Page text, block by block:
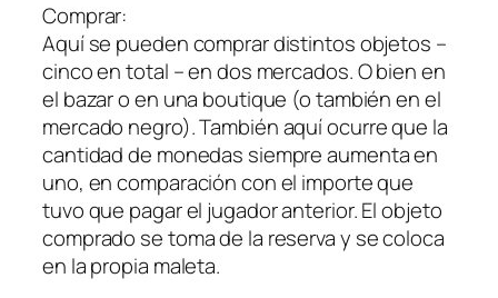
Comprar:
Aquí se pueden comprar distintos objetos –
cinco en total – en dos mercados. O bien en
el bazar o en una boutique (o también en el
mercado negro). También aquí ocurre que la
cantidad de monedas siempre aumenta en
uno, en comparación con el importe que
tuvo que pagar el jugador anterior. El objeto
comprado se toma de la reserva y se coloca
en la propia maleta.